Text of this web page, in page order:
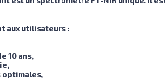
aux utilisateurs :
10 ans,
optimales,